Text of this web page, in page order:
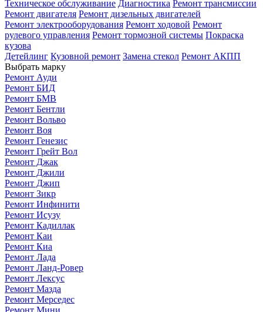
Техническое обслуживание Диагностика Ремонт трансмиссии
Ремонт двигателя Ремонт дизельных двигателей
Ремонт электрооборудования Ремонт ходовой Ремонт
рулевого управления Ремонт тормозной системы Покраска
кузова
Детейлинг Кузовной ремонт Замена стекол Ремонт АКПП
Выбрать марку
Ремонт Ауди
Ремонт БИД
Ремонт БМВ
Ремонт Бентли
Ремонт Вольво
Ремонт Воя
Ремонт Генезис
Ремонт Грейт Вол
Ремонт Джак
Ремонт Джили
Ремонт Джип
Ремонт Зикр
Ремонт Инфинити
Ремонт Исузу
Ремонт Кадиллак
Ремонт Каи
Ремонт Киа
Ремонт Лада
Ремонт Ланд-Ровер
Ремонт Лексус
Ремонт Мазда
Ремонт Мерседес
Ремонт Мини